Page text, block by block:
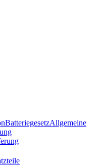
BatteriegesetzAllgemeine